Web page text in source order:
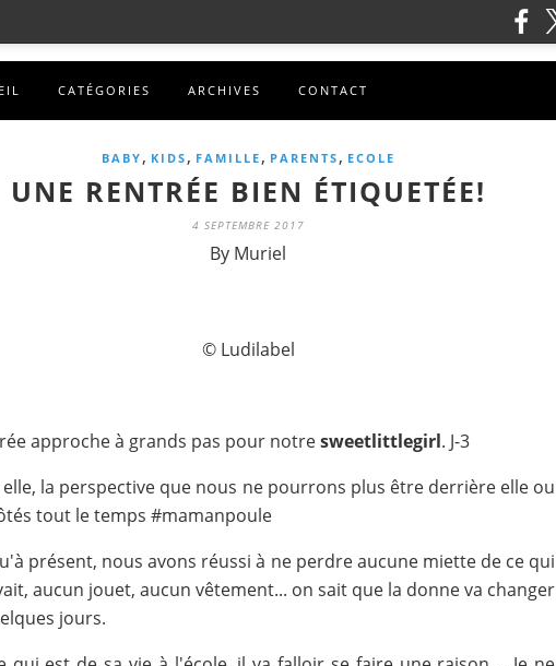
CATÉGORIES ARCHIVES CONTACT
BABY , KIDS , FAMILLE , PARENTS , ECOLE
UNE RENTRÉE BIEN ÉTIQUETÉE!
4 SEPTEMBRE 2017
By Muriel
© Ludilabel
approche à grands pas pour notresweetlittlegirl. J-3
elle, la perspective que nous ne pourrons plus être derrière elle ou
tout le temps #mamanpoule
présent, nous avons réussi à ne perdre aucune miette de ce qui
aucun jouet, aucun vêtement... on sait que la donne va changer
jours.